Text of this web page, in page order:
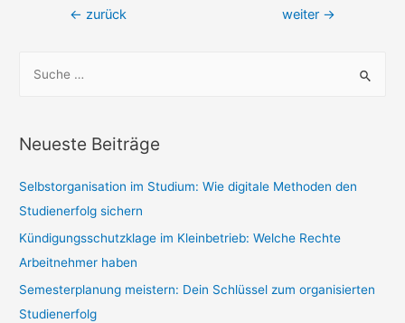
Beitragsnavigation
← zurück weiter →
h
n
n
a
c
h
:
Neueste Beiträge
Selbstorganisation im Studium: Wie digitale Methoden den
Studienerfolg sichern
Kündigungsschutzklage im Kleinbetrieb: Welche Rechte
Arbeitnehmer haben
Semesterplanung meistern: Dein Schlüssel zum organisierten
Studienerfolg